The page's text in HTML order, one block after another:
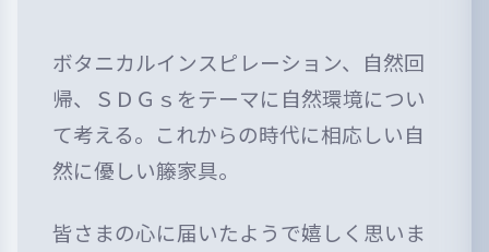
ボタニカルインスピレーション、自然回
帰、ＳＤＧｓをテーマに自然環境につい
て考える。これからの時代に相応しい自
然に優しい籐家具。
皆さまの心に届いたようで嬉しく思いま